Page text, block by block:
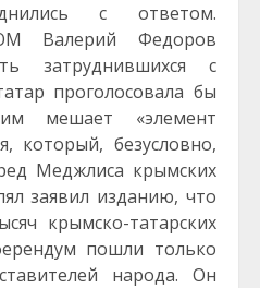
с ответом.
Валерий Федоров
затруднившихся с
проголосовала бы
мешает «элемент
который, безусловно,
Меджлиса крымских
заявил изданию, что
крымско-татарских
пошли только
народа. Он